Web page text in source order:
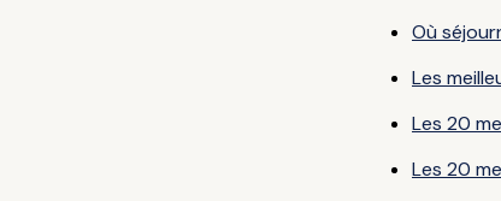
Où
Les
Les 20
Les 20